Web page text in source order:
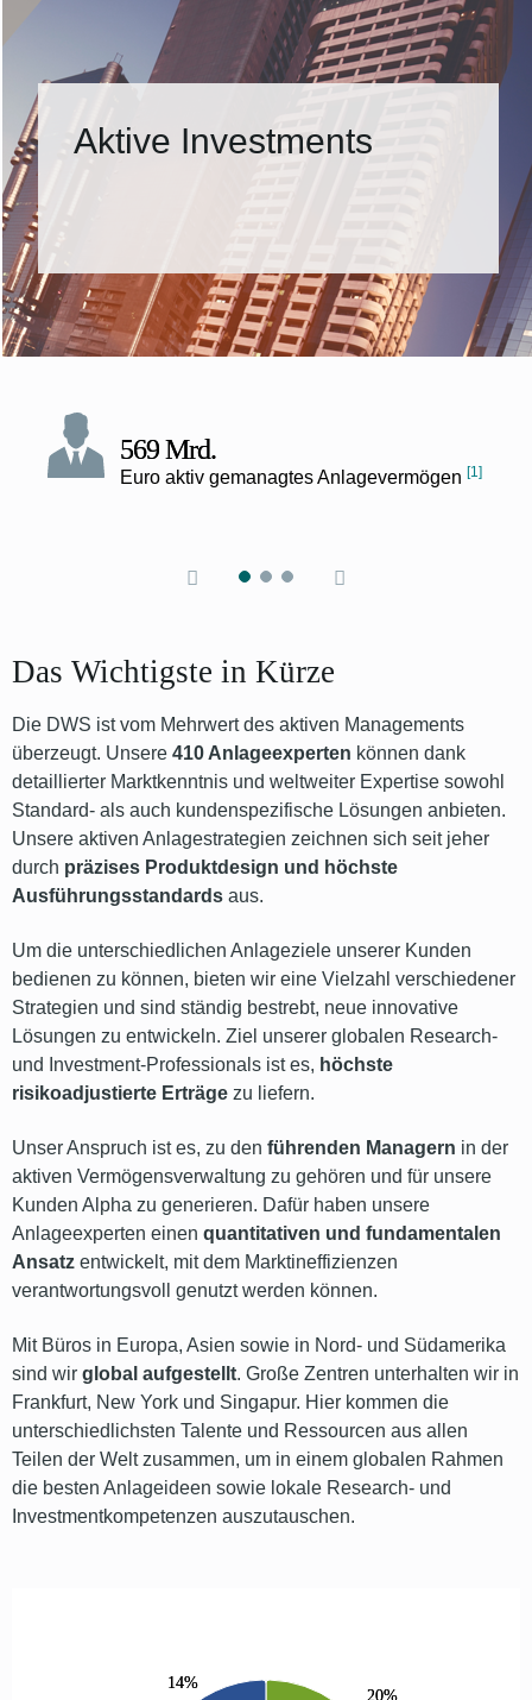
Aktive Investments
569 Mrd.
Euro aktiv gemanagtes Anlagevermögen [1]
Das Wichtigste in Kürze
Die DWS ist vom Mehrwert des aktiven Managements
überzeugt. Unsere 410 Anlageexperten können dank
detaillierter Marktkenntnis und weltweiter Expertise sowohl
Standard- als auch kundenspezifische Lösungen anbieten.
Unsere aktiven Anlagestrategien zeichnen sich seit jeher
durch präzises Produktdesign und höchste
Ausführungsstandards aus.
Um die unterschiedlichen Anlageziele unserer Kunden
bedienen zu können, bieten wir eine Vielzahl verschiedener
Strategien und sind ständig bestrebt, neue innovative
Lösungen zu entwickeln. Ziel unserer globalen Research-
und Investment-Professionals ist es, höchste
risikoadjustierte Erträge zu liefern.
Unser Anspruch ist es, zu den führenden Managern in der
aktiven Vermögensverwaltung zu gehören und für unsere
Kunden Alpha zu generieren. Dafür haben unsere
Anlageexperten einen quantitativen und fundamentalen
Ansatz entwickelt, mit dem Marktineffizienzen
verantwortungsvoll genutzt werden können.
Mit Büros in Europa, Asien sowie in Nord- und Südamerika
sind wir global aufgestellt. Große Zentren unterhalten wir in
Frankfurt, New York und Singapur. Hier kommen die
unterschiedlichsten Talente und Ressourcen aus allen
Teilen der Welt zusammen, um in einem globalen Rahmen
die besten Anlageideen sowie lokale Research- und
Investmentkompetenzen auszutauschen.